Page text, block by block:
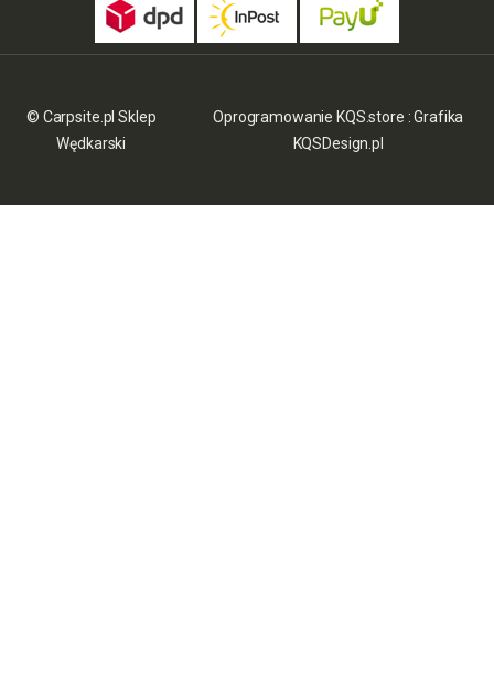
© Carpsite.pl Sklep
Wędkarski
Oprogramowanie KQS.store :Grafika
KQSDesign.pl